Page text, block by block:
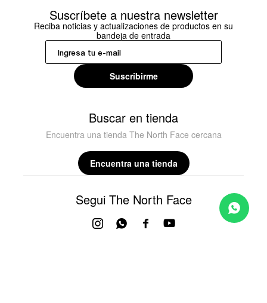
Suscríbete a nuestra newsletter
Reciba noticias y actualizaciones de productos en su
bandeja de entrada
Suscribirme
Buscar en tienda
Encuentra una tienda The North Face cercana
Encuentra una tienda
Segui The North Face
 
 